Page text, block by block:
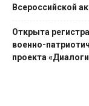
Всероссийской
Открыта
военно-
проекта